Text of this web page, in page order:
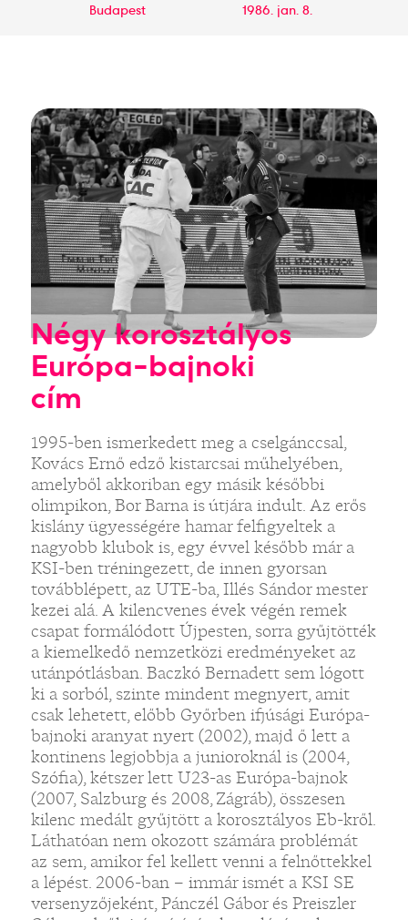
Budapest
1986. jan. 8.
Négy korosztályos
Európa-bajnoki
cím
1995-ben ismerkedett meg a cselgánccsal,
Kovács Ernő edző kistarcsai műhelyében,
amelyből akkoriban egy másik későbbi
olimpikon, Bor Barna is útjára indult. Az erős
kislány ügyességére hamar felfigyeltek a
nagyobb klubok is, egy évvel később már a
KSI-ben tréningezett, de innen gyorsan
továbblépett, az UTE-ba, Illés Sándor mester
kezei alá. A kilencvenes évek végén remek
csapat formálódott Újpesten, sorra gyűjtötték
a kiemelkedő nemzetközi eredményeket az
utánpótlásban. Baczkó Bernadett sem lógott
ki a sorból, szinte mindent megnyert, amit
csak lehetett, előbb Győrben ifjúsági Európa-
bajnoki aranyat nyert (2002), majd ő lett a
kontinens legjobbja a junioroknál is (2004,
Szófia), kétszer lett U23-as Európa-bajnok
(2007, Salzburg és 2008, Zágráb), összesen
kilenc medált gyűjtött a korosztályos Eb-kről.
Láthatóan nem okozott számára problémát
az sem, amikor fel kellett venni a felnőttekkel
a lépést. 2006-ban – immár ismét a KSI SE
versenyzőjeként, Pánczél Gábor és Preiszler